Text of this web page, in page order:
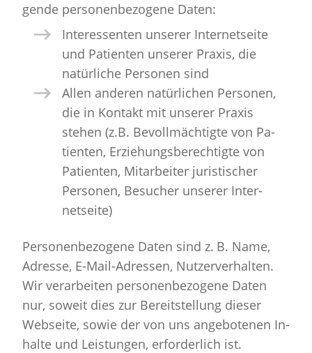
gen­de per­so­nen­be­zo­ge­ne Daten:
In­ter­es­sen­ten un­se­rer In­ter­net­sei­te
und Pa­ti­en­ten un­se­rer Pra­xis, die
na­tür­li­che Per­so­nen sind
Allen an­de­ren na­tür­li­chen Per­so­nen,
die in Kon­takt mit un­se­rer Pra­xis
ste­hen (z.B. Be­voll­mäch­tig­te von Pa­
ti­en­ten, Er­zie­hungs­be­rech­tig­te von
Pa­ti­en­ten, Mit­ar­bei­ter ju­ris­ti­scher
Per­so­nen, Be­su­cher un­se­rer In­ter­
net­sei­te)
Per­so­nen­be­zo­ge­ne Daten sind z. B. Name,
Adres­se, E-Mail-Adres­sen, Nut­zer­ver­hal­ten.
Wir ver­ar­bei­ten per­so­nen­be­zo­ge­ne Daten
nur, so­weit dies zur Be­reit­stel­lung die­ser
Web­sei­te, sowie der von uns an­ge­bo­te­nen In­
hal­te und Leis­tun­gen, er­for­der­lich ist.